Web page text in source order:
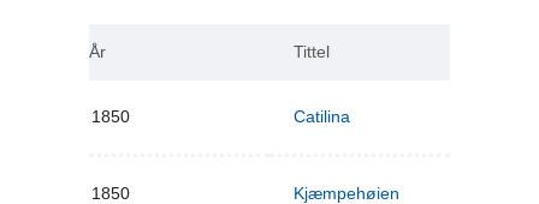
År Tittel
1850 Catilina
1850 Kjæmpehøien